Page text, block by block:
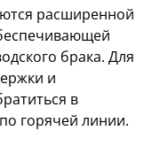
расширенной
брака. Для
и
в
горячей линии.